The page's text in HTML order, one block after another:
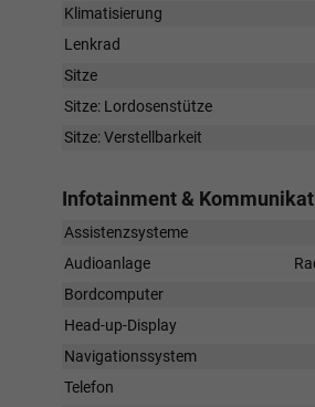
Klimatisierung
Lenkrad
Sitze
Sitze: Lordosenstütze
Sitze: Verstellbarkeit
Infotainment &
Assistenzsysteme
Audioanlage
Bordcomputer
Head-up-Display
Navigationssystem
Telefon